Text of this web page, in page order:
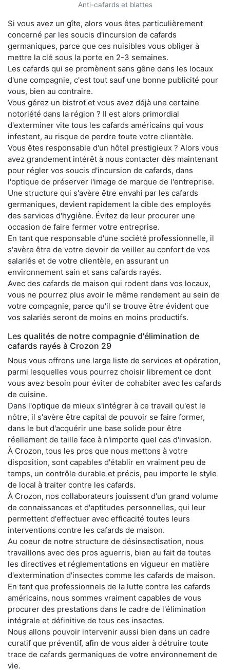
Anti-cafards et blattes
Si vous avez un gîte, alors vous êtes particulièrement
concerné par les soucis d'incursion de cafards
germaniques, parce que ces nuisibles vous obliger à
mettre la clé sous la porte en 2-3 semaines.
Les cafards qui se promènent sans gêne dans les locaux
d'une compagnie, c'est tout sauf une bonne publicité pour
vous, bien au contraire.
Vous gérez un bistrot et vous avez déjà une certaine
notoriété dans la région ? Il est alors primordial
d'exterminer vite tous les cafards américains qui vous
infestent, au risque de perdre toute votre clientèle.
Vous êtes responsable d'un hôtel prestigieux ? Alors vous
avez grandement intérêt à nous contacter dès maintenant
pour régler vos soucis d'incursion de cafards, dans
l'optique de préserver l'image de marque de l'entreprise.
Une structure qui s'avère être envahi par les cafards
germaniques, devient rapidement la cible des employés
des services d'hygiène. Évitez de leur procurer une
occasion de faire fermer votre entreprise.
En tant que responsable d'une société professionnelle, il
s'avère être de votre devoir de veiller au confort de vos
salariés et de votre clientèle, en assurant un
environnement sain et sans cafards rayés.
Avec des cafards de maison qui rodent dans vos locaux,
vous ne pourrez plus avoir le même rendement au sein de
votre compagnie, parce qu'il se trouve être évident que
vos salariés seront de moins en moins productifs.
Les qualités de notre compagnie d'élimination de
cafards rayés à Crozon 29
Nous vous offrons une large liste de services et opération,
parmi lesquelles vous pourrez choisir librement ce dont
vous avez besoin pour éviter de cohabiter avec les cafards
de cuisine.
Dans l'optique de mieux s'intégrer à ce travail qu'est le
nôtre, il s'avère être capital de pouvoir se faire former,
dans le but d'acquérir une base solide pour être
réellement de taille face à n'importe quel cas d'invasion.
À Crozon, tous les pros que nous mettons à votre
disposition, sont capables d'établir en vraiment peu de
temps, un contrôle durable et précis, peu importe le style
de local à traiter contre les cafards.
À Crozon, nos collaborateurs jouissent d'un grand volume
de connaissances et d'aptitudes personnelles, qui leur
permettent d'effectuer avec efficacité toutes leurs
interventions contre les cafards de maison.
Au coeur de notre structure de désinsectisation, nous
travaillons avec des pros aguerris, bien au fait de toutes
les directives et réglementations en vigueur en matière
d'extermination d'insectes comme les cafards de maison.
En tant que professionnels de la lutte contre les cafards
américains, nous sommes vraiment capables de vous
procurer des prestations dans le cadre de l'élimination
intégrale et définitive de tous ces insectes.
Nous allons pouvoir intervenir aussi bien dans un cadre
curatif que préventif, afin de vous aider à détruire toute
trace de cafards germaniques de votre environnement de
vie.